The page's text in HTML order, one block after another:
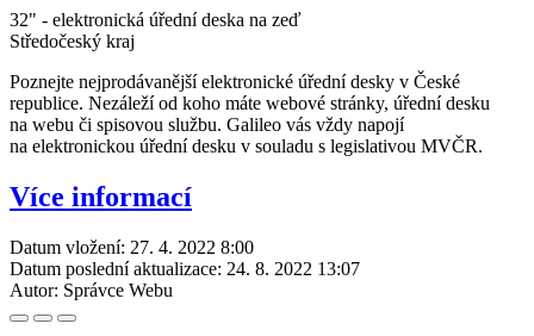
32" - elektronická úřední deska na zeď
Středočeský kraj
Poznejte nejprodávanější elektronické úřední desky v České
republice. Nezáleží od koho máte webové stránky, úřední desku
na webu či spisovou službu. Galileo vás vždy napojí
na elektronickou úřední desku v souladu s legislativou MVČR.
Více informací
Datum vložení: 27. 4. 2022 8:00
Datum poslední aktualizace: 24. 8. 2022 13:07
Autor: Správce Webu